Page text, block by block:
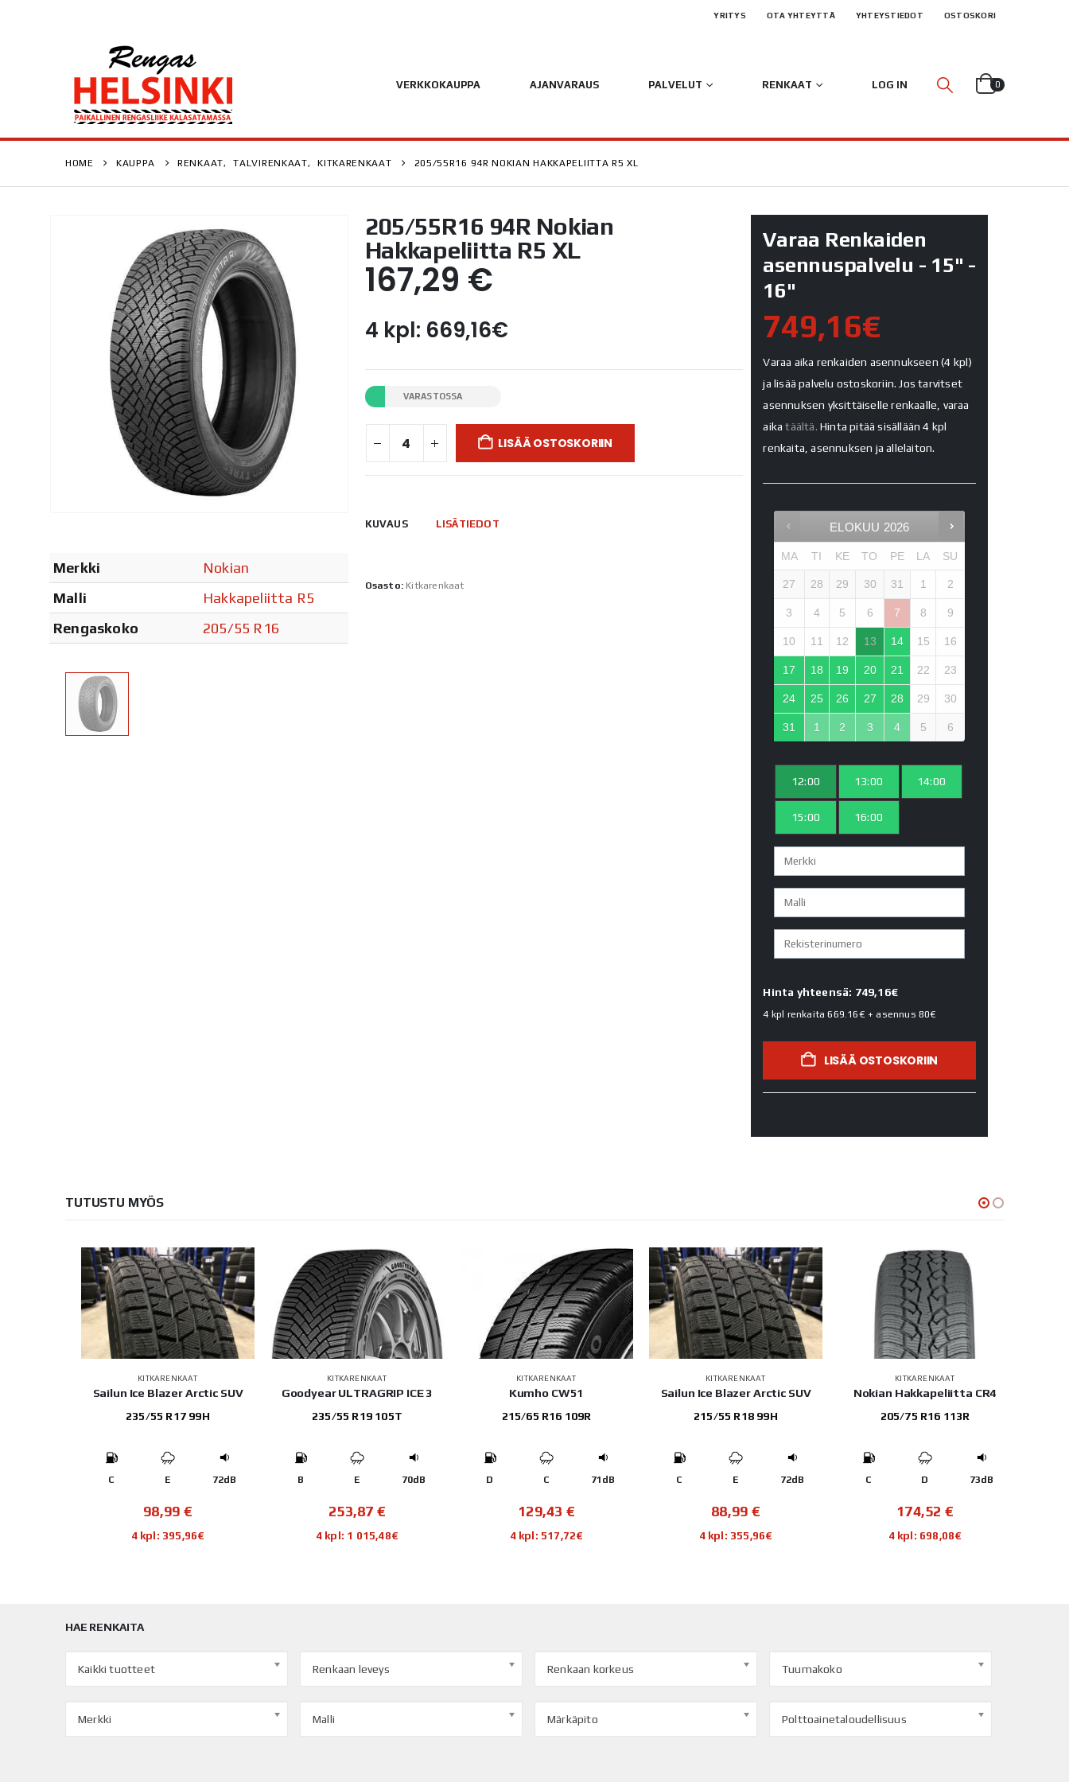
YRITYS OTA YHTEYTTÄ YHTEYSTIEDOT OSTOSKORI
VERKKOKAUPPA AJANVARAUS PALVELUT RENKAAT LOG IN 0
HOME KAUPPA RENKAAT, TALVIRENKAAT, KITKARENKAAT 205/55R16 94R NOKIAN HAKKAPELIITTA R5 XL
Merkki
Nokian
Malli
Hakkapeliitta R5
Rengaskoko
205/55 R16
205/55R16 94R Nokian
Hakkapeliitta R5 XL
167,29 €
4 kpl: 669,16€
VARASTOSSA
LISÄÄ OSTOSKORIIN
KUVAUS LISÄTIEDOT
Osasto: Kitkarenkaat
Varaa Renkaiden
asennuspalvelu - 15" -
16"
749,16€
Varaa aika renkaiden asennukseen (4 kpl)
ja lisää palvelu ostoskoriin. Jos tarvitset
asennuksen yksittäiselle renkaalle, varaa
aikatäältä. Hinta pitää sisällään 4 kpl
renkaita, asennuksen ja allelaiton.
ELOKUU 2026
MA TI KE TO PE LA SU
27 28 29 30 31 1 2
3 4 5 6 7 8 9
10 11 12 13 14 15 16
17 18 19 20 21 22 23
24 25 26 27 28 29 30
31 1 2 3 4 5 6
12:00 13:00 14:00
15:00 16:00
Hinta yhteensä: 749,16€
4 kpl renkaita669.16€+ asennus80€
LISÄÄ OSTOSKORIIN
TUTUSTU MYÖS
KITKARENKAAT
Sailun Ice Blazer Arctic SUV
235/55 R17 99H
C E 72dB
98,99 €
4 kpl: 395,96€
KITKARENKAAT
Goodyear ULTRAGRIP ICE 3
235/55 R19 105T
B E 70dB
253,87 €
4 kpl: 1 015,48€
KITKARENKAAT
Kumho CW51
215/65 R16 109R
D C 71dB
129,43 €
4 kpl: 517,72€
KITKARENKAAT
Sailun Ice Blazer Arctic SUV
215/55 R18 99H
C E 72dB
88,99 €
4 kpl: 355,96€
KITKARENKAAT
Nokian Hakkapeliitta CR4
205/75 R16 113R
C D 73dB
174,52 €
4 kpl: 698,08€
HAE RENKAITA
Kaikki tuotteet Renkaan leveys Renkaan korkeus Tuumakoko
Merkki Malli Märkäpito Polttoainetaloudellisuus